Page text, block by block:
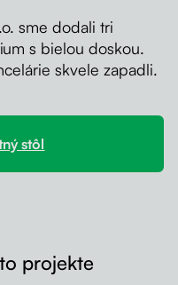
sme dodali tri
s bielou doskou.
skvele zapadli.
stôl
projekte